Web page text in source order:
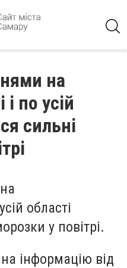
на
по усій
сильні
області
у повітрі.
інформацію від